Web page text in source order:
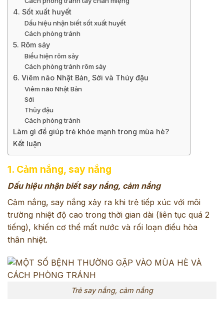
4. Sốt xuất huyết
Dấu hiệu nhận biết sốt xuất huyết
Cách phòng tránh
5. Rôm sảy
Biểu hiện rôm sảy
Cách phòng tránh rôm sảy
6. Viêm não Nhật Bản, Sởi và Thủy đậu
Viêm não Nhật Bản
Sởi
Thủy đậu
Cách phòng tránh
Làm gì để giúp trẻ khỏe mạnh trong mùa hè?
Kết luận
1. Cảm nắng, say nắng
Dấu hiệu nhận biết say nắng, cảm nắng
Cảm nắng, say nắng xảy ra khi trẻ tiếp xúc với môi
trường nhiệt độ cao trong thời gian dài (liên tục quá 2
tiếng), khiến cơ thể mất nước và rối loạn điều hòa
thân nhiệt.
Trẻ say nắng, cảm nắng